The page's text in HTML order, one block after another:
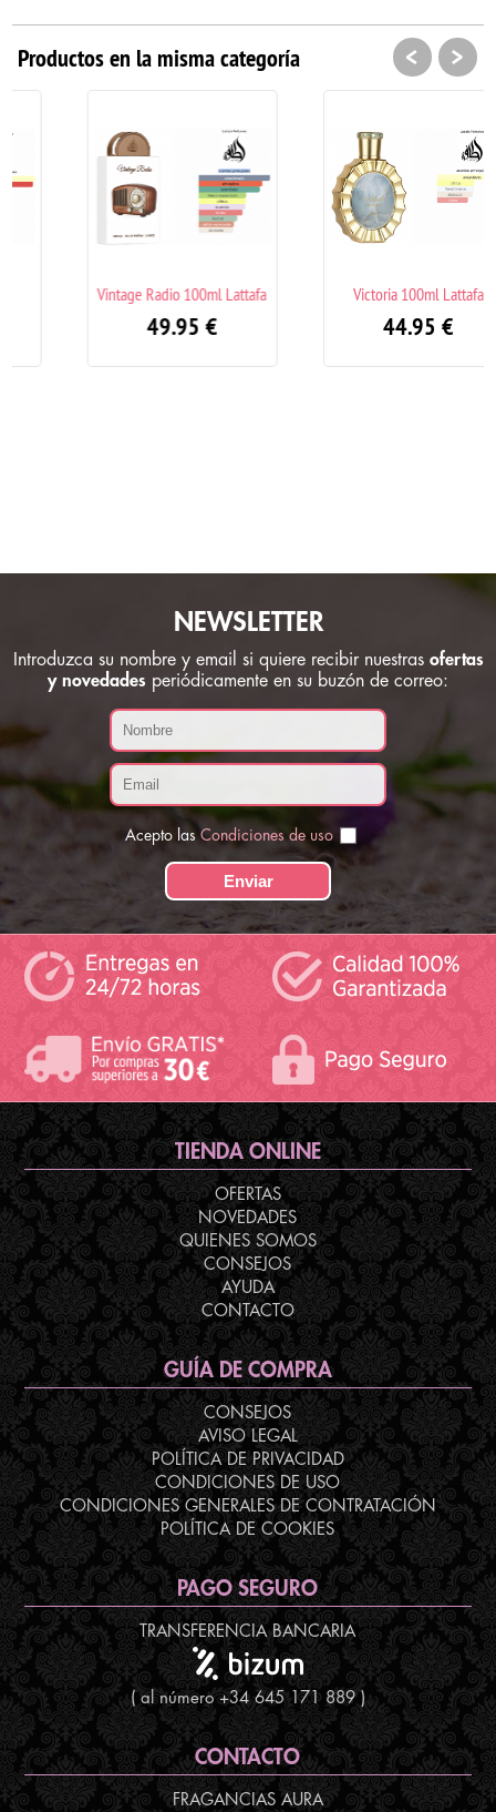
Productos en la misma categoría
Vintage Radio 100ml Lattafa
49.95€
Victoria 100ml Lattafa
44.95€
< >
NEWSLETTER
Introduzca su nombre y email si quiere recibir nuestras ofertas
y novedades periódicamente en su buzón de correo:
Acepto las Condiciones de uso
TIENDA ONLINE
OFERTAS
NOVEDADES
QUIENES SOMOS
CONSEJOS
AYUDA
CONTACTO
GUÍA DE COMPRA
CONSEJOS
AVISO LEGAL
POLÍTICA DE PRIVACIDAD
CONDICIONES DE USO
CONDICIONES GENERALES DE CONTRATACIÓN
POLÍTICA DE COOKIES
PAGO SEGURO
TRANSFERENCIA BANCARIA
( al número +34 645 171 889 )
CONTACTO
FRAGANCIAS AURA